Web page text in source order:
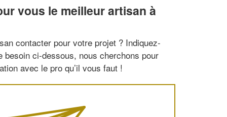
vous le meilleur artisan à
contacter pour votre projet ? Indiquez-
besoin ci-dessous, nous cherchons pour
avec le pro qu’il vous faut !